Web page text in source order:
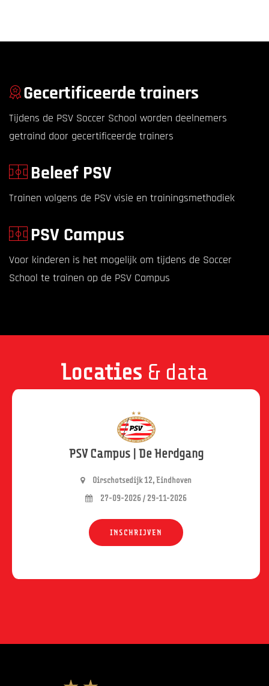
Gecertificeerde trainers
Tijdens de PSV Soccer School worden deelnemers
getraind door gecertificeerde trainers
Beleef PSV
Trainen volgens de PSV visie en trainingsmethodiek
PSV Campus
Voor kinderen is het mogelijk om tijdens de Soccer
School te trainen op de PSV Campus
Locaties & data
PSV Campus | De Herdgang
Oirschotsedijk 12, Eindhoven
27-09-2026 / 29-11-2026
INSCHRIJVEN